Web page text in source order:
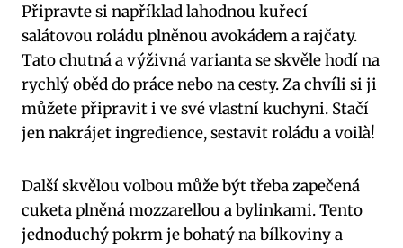
Připravte si⁢ například ‌lahodnou kuřecí
salátovou⁣ roládu plněnou avokádem⁢ a rajčaty.
Tato chutná a výživná‍ varianta se ⁣skvěle hodí‍ na
rychlý oběd do práce nebo na cesty. Za​ chvíli si ji
můžete připravit i‍ ve ‌své vlastní kuchyni. Stačí⁣
jen nakrájet ingredience,‍ sestavit roládu a voilà!
Další skvělou volbou‍ může ​být ⁤třeba zapečená
cuketa ⁤plněná mozzarellou‍ a bylinkami. Tento
jednoduchý pokrm je bohatý na bílkoviny a